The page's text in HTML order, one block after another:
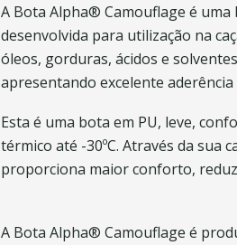
A Bota Alpha® Camouflage é
desenvolvida para utilização na
óleos, gorduras, ácidos e
apresentando excelente
Esta é uma bota em PU, leve,
térmico até -30ºC. Através da sua
proporciona maior conforto,
A Bota Alpha® Camouflage é